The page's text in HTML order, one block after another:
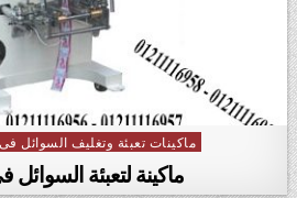
Posted in
ماكينات تعبئة وتغليف السوائل
ماكينة لتعبئة السوائل